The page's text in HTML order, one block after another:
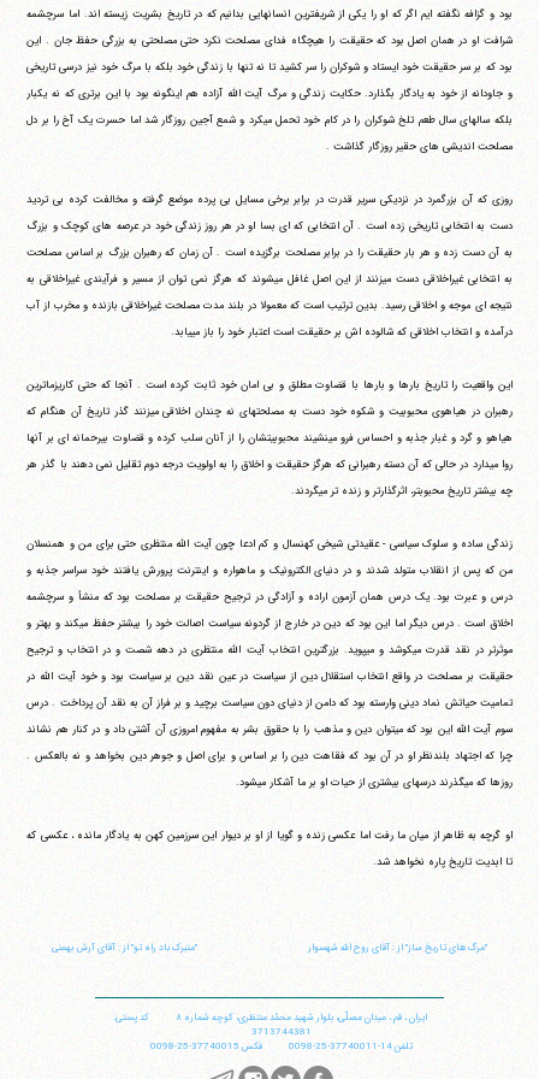
بود و گزافه نگفته ایم اگر که او را یکی از شریفترین انسانهایی بدانیم که در تاریخ بشریت زیسته اند. اما سرچشمه
شرافت او در همان اصل بود که حقیقت را هیچگاه فدای مصلحت نکرد حتی مصلحتی به بزرگی حفظ جان . این
بود که بر سر حقیقت خود ایستاد و شوکران را سر کشید تا نه تنها با زندگی خود بلکه با مرگ خود نیز درسی تاریخی
و جاودانه از خود به یادگار بگذارد. حکایت زندگی و مرگ آیت الله آزاده هم اینگونه بود با این برتری که نه یکبار
بلکه سالهای سال طعم تلخ شوکران را در کام خود تحمل می‎کرد و شمع آجین روزگار شد اما حسرت یک آخ را بر دل
مصلحت اندیشی های حقیر روزگار گذاشت .
روزی که آن بزرگمرد در نزدیکی سریر قدرت در برابر برخی مسایل بی پرده موضع گرفته و مخالفت کرده بی تردید
دست به انتخابی تاریخی زده است . آن انتخابی که ای بسا او در هر روز زندگی خود در عرصه های کوچک و بزرگ
به آن دست زده و هر بار حقیقت را در برابر مصلحت برگزیده است . آن زمان که رهبران بزرگ بر اساس مصلحت
به انتخابی غیراخلاقی دست می‎زنند از این اصل غافل می‎شوند که هرگز نمی توان از مسیر و فرآیندی غیراخلاقی به
نتیجه ای موجه و اخلاقی رسید. بدین ترتیب است که معمولا در بلند مدت مصلحت غیراخلاقی بازنده و مخرب از آب
درآمده و انتخاب اخلاقی که شالوده اش بر حقیقت است اعتبار خود را باز می‎یابد.
این واقعیت را تاریخ بارها و بارها با قضاوت مطلق و بی امان خود ثابت کرده است . آنجا که حتی کاریزماترین
رهبران در هیاهوی محبوبیت و شکوه خود دست به مصلحتهای نه چندان اخلاقی می‎زنند گذر تاریخ آن هنگام که
هیاهو و گرد و غبار جذبه و احساس فرو می‎نشیند محبوبیتشان را از آنان سلب کرده و قضاوت بیرحمانه ای بر آنها
روا می‎دارد در حالی که آن دسته رهبرانی که هرگز حقیقت و اخلاق را به اولویت درجه دوم تقلیل نمی دهند با گذر هر
چه بیشتر تاریخ محبوبتر، اثرگذارتر و زنده تر می‎گردند.
زندگی ساده و سلوک سیاسی - عقیدتی شیخی کهنسال و کم ادعا چون آیت الله منتظری حتی برای من و همنسلان
من که پس از انقلاب متولد شدند و در دنیای الکترونیک و ماهواره و اینترنت پرورش یافتند خود سراسر جذبه و
درس و عبرت بود. یک درس همان آزمون اراده و آزادگی در ترجیح حقیقت بر مصلحت بود که منشأ و سرچشمه
اخلاق است . درس دیگر اما این بود که دین در خارج از گردونه سیاست اصالت خود را بیشتر حفظ می‎کند و بهتر و
موثرتر در نقد قدرت می‎کوشد و می‎پوید. بزرگترین انتخاب آیت الله منتظری در دهه شصت و در انتخاب و ترجیح
حقیقت بر مصلحت در واقع انتخاب استقلال دین از سیاست در عین نقد دین بر سیاست بود و خود آیت الله در
تمامیت حیاتش نماد دینی وارسته بود که دامن از دنیای دون سیاست برچید و بر فراز آن به نقد آن پرداخت . درس
سوم آیت الله این بود که می‎توان دین و مذهب را با حقوق بشر به مفهوم امروزی آن آشتی داد و در کنار هم نشاند
چرا که اجتهاد بلندنظر او در آن بود که فقاهت دین را بر اساس و برای اصل و جوهر دین بخواهد و نه بالعکس .
روزها که می‎گذرند درسهای بیشتری از حیات او بر ما آشکار می‎شود.
او گرچه به ظاهر از میان ما رفت اما عکسی زنده و گویا از او بر دیوار این سرزمین کهن به یادگار مانده ، عکسی که
تا ابدیت تاریخ پاره نخواهد شد.
"‏مرگ های تاریخ ساز" از : آقای روح الله شهسوار "‏متبرک باد راه تو" از : آقای آرش بهمنی‏
ایران،قم،میدان مصلّی، بلوار شهید محمّد منتظری، كوچه شماره ٨
کد پستی:
3713744381
تلفن14-37740011-25-0098 فکس 37740015-25-0098